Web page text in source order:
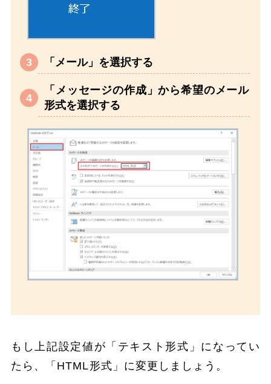
「メール」を選択する
「メッセージの作成」から希望のメール
形式を選択する
もし上記設定値が「テキスト形式」になってい
たら、「HTML形式」に変更しましょう。